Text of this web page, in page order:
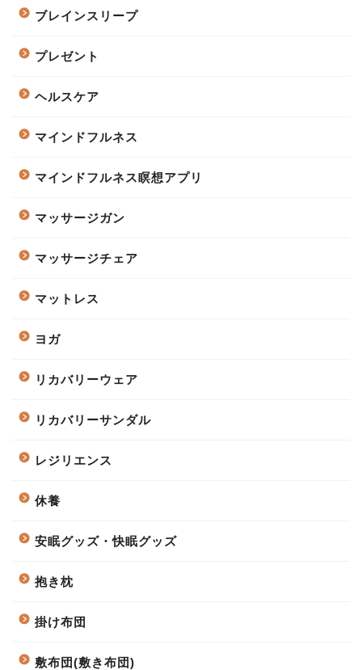
ブレインスリープ
プレゼント
ヘルスケア
マインドフルネス
マインドフルネス瞑想アプリ
マッサージガン
マッサージチェア
マットレス
ヨガ
リカバリーウェア
リカバリーサンダル
レジリエンス
休養
安眠グッズ・快眠グッズ
抱き枕
掛け布団
敷布団(敷き布団)